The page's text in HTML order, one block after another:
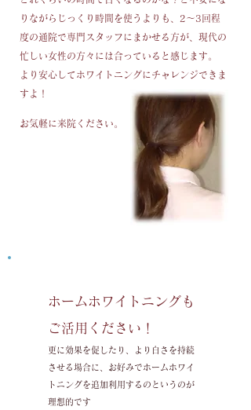
りながらじっくり時間を使うよりも、2～3回程
度の通院で専門スタッフにまかせる方が、現代の
忙しい女性の方々には合っていると感じます。
より安心してホワイトニングにチャレンジできま
すよ！
お気軽に来院ください。
ホームホワイトニングも
ご活用ください！
更に効果を促したり、より白さを持続
させる場合に、
お好みでホームホワイ
トニングを追加利用するのというのが
理想的です